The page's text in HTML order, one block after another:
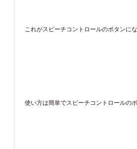
これがスピーチコントロールのボタンに
使い方は簡単でスピーチコントロールのボ